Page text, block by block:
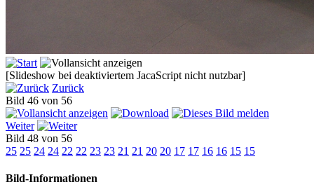
[Slideshow bei deaktiviertem JacaScript nicht nutzbar]
Zurück
Bild 46 von 56
Weiter
Bild 48 von 56
25 25 24 24 22 22 23 23 21 21 20 20 17 17 16 16 15 15
Bild-Informationen